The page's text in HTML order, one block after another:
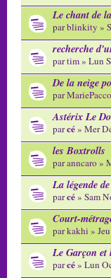
Le chant de
parblinkity »
recherche
partim» Lun
De la neige
par
Astérix Le
parcé» Mer
les Boxtrolls
paranncaro»
La légende
parcé» Sam
Court-
parkakhi »
Le Garçon et
parcé» Lun